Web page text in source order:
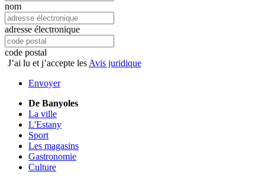
nom
adresse électronique
code postal
J’ai lu et j’accepte les Avis juridique
Envoyer
De Banyoles
La ville
L'Estany
Sport
Les magasins
Gastronomie
Culture